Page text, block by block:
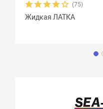
(75)
Жидкая ЛАТКА